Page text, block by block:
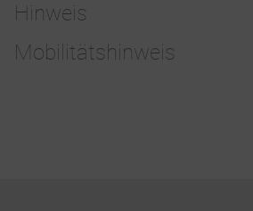
Hinweis
Mobilitätshinweis